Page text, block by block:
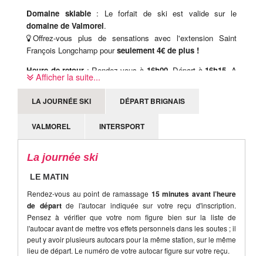
Domaine skiable : Le forfait de ski est valide sur le
domaine de Valmorel.
Offrez-vous plus de sensations avec l'extension Saint
François Longchamp pourseulement 4€ de plus !
Heure de retour : Rendez-vous à 16h00. Départ à16h15 . A
revalider sur place avec le coordinateur.
Afficher la suite...
LA JOURNÉE SKI DÉPART BRIGNAIS
VALMOREL INTERSPORT
La journée ski
LE MATIN
Rendez-vous au point de ramassage 15 minutes avant l’heure
de départde l'autocar indiquée sur votre reçu d'inscription.
Pensez à vérifier que votre nom figure bien sur la liste de
l'autocar avant de mettre vos effets personnels dans les soutes ; il
peut y avoir plusieurs autocars pour la même station, sur le même
lieu de départ. Le numéro de votre autocar figure sur votre reçu.